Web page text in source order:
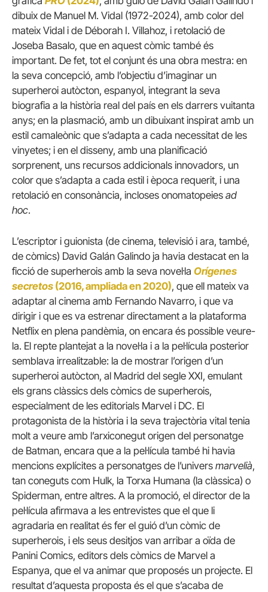
dibuix de Manuel M. Vidal (1972-2024), amb color del
mateix Vidal i de Déborah I. Villahoz, i retolació de
Joseba Basalo, que en aquest còmic també és
important. De fet, tot el conjunt és una obra mestra: en
la seva concepció, amb l’objectiu d’imaginar un
superheroi autòcton, espanyol, integrant la seva
biografia a la història real del país en els darrers vuitanta
anys; en la plasmació, amb un dibuixant inspirat amb un
estil camaleònic que s’adapta a cada necessitat de les
vinyetes; i en el disseny, amb una planificació
sorprenent, uns recursos addicionals innovadors, un
color que s’adapta a cada estil i època requerit, i una
retolació en consonància, incloses onomatopeies ad
hoc.
L’escriptor i guionista (de cinema, televisió i ara, també,
de còmics) David Galán Galindo ja havia destacat en la
ficció de superherois amb la seva novel·la Orígenes
secretos (2016, ampliada en 2020), que ell mateix va
adaptar al cinema amb Fernando Navarro, i que va
dirigir i que es va estrenar directament a la plataforma
Netflix en plena pandèmia, on encara és possible veure-
la. El repte plantejat a la novel·la i a la pel·lícula posterior
semblava irrealitzable: la de mostrar l’origen d’un
superheroi autòcton, al Madrid del segle XXI, emulant
els grans clàssics dels còmics de superherois,
especialment de les editorials Marvel i DC. El
protagonista de la història i la seva trajectòria vital tenia
molt a veure amb l’arxiconegut origen del personatge
de Batman, encara que a la pel·lícula també hi havia
mencions explícites a personatges de l’univers marvelià,
tan coneguts com Hulk, la Torxa Humana (la clàssica) o
Spiderman, entre altres. A la promoció, el director de la
pel·lícula afirmava a les entrevistes que el que li
agradaria en realitat és fer el guió d’un còmic de
superherois, i els seus desitjos van arribar a oïda de
Panini Comics, editors dels còmics de Marvel a
Espanya, que el va animar que proposés un projecte. El
resultat d’aquesta proposta és el que s’acaba de